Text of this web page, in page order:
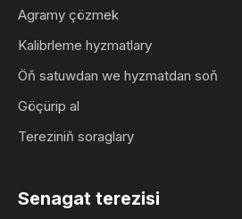
Agramy çözmek
Kalibrleme hyzmatlary
Öň satuwdan we hyzmatdan soň
Göçürip al
Tereziniň soraglary
Senagat terezisi